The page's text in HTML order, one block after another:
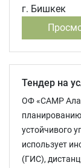
г. Бишкек
Тендер на
ОФ «САМР
устойчивого
использует
(ГИС),